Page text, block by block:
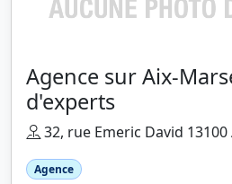
Agence sur Aix-
d'experts
32, rue Emeric David 13100
Agence